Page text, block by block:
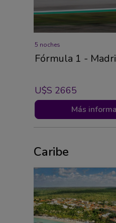
5 noches
Fórmula 1 -
U$s 2665
Más
Caribe